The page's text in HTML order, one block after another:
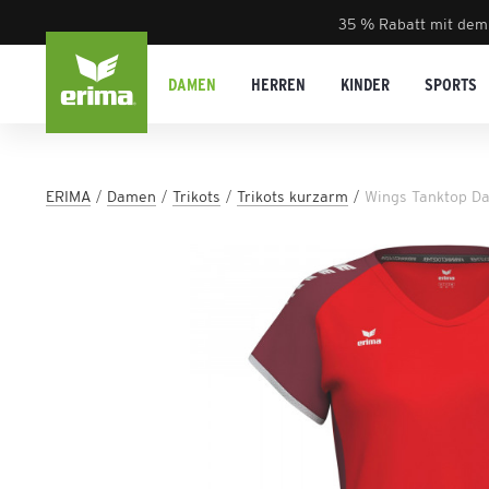
35 % Rabatt mit
DAMEN HERREN KINDER SPORTS
ERIMA Damen Trikots Trikots kurzarm Wings Tanktop